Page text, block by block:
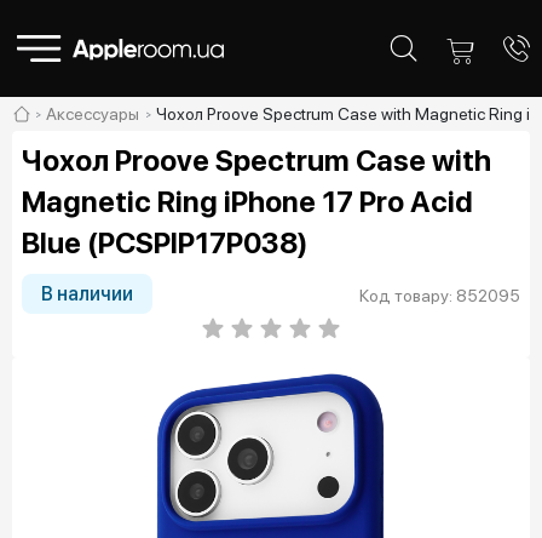
Аксессуары Чохол Proove Spectrum Case with Magnetic Ring
Чохол Proove Spectrum Case with
Magnetic Ring iPhone 17 Pro Acid
Blue (PCSPIP17P038)
В наличии Код товару: 852095